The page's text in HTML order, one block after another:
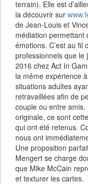
terrain). Elle est
la découvrir sur
de Jean-Louis et
médiation permettant
émotions. C’est au fil
professionnels que le
2016 chez Act In
la même expérience
situations adultes
retravaillées afin de
couple ou entre
originale, ce sont
qui ont été retenus.
nous ont
Une proposition
Mengert se charge
que Mike McCain
et texturer les cartes.